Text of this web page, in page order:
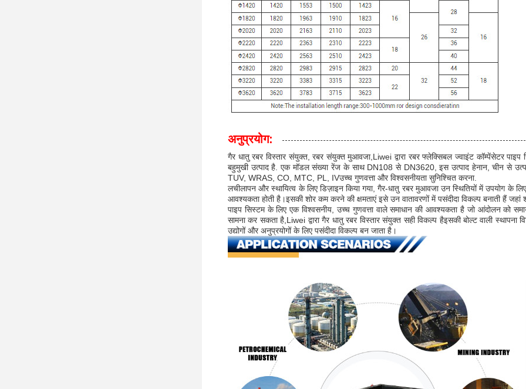
अनुप्रयोग:
गैर धातु रबर विस्तार संयुक्त, रबर संयुक्त मुआवजा,Liwei द्वारा रबर फ्लेक्सिबल ज्वाइंट कॉम्पेंसेटर
बहुमुखी उत्पाद है. एक मॉडल संख्या रेंज के साथ DN108 से DN3620, इस उत्पाद हेनान, चीन से
TUV, WRAS, CO, MTC, PL, IVउच्च गुणवत्ता और विश्वसनीयता सुनिश्चित करना.
लचीलापन और स्थायित्व के लिए डिज़ाइन किया गया, गैर-धातु रबर मुआवजा उन स्थितियों में उपयोग के लिए
आवश्यकता होती है।इसकी शोर कम करने की क्षमताएं इसे उन वातावरणों में पसंदीदा विकल्प बनाती हैं जहां
पाइप सिस्टम के लिए एक विश्वसनीय, उच्च गुणवत्ता वाले समाधान की आवश्यकता है जो आंदोलन को
सामना कर सकता है,Liwei द्वारा गैर धातु रबर विस्तार संयुक्त सही विकल्प हैइसकी बोल्ट वाली
उद्योगों और अनुप्रयोगों के लिए पसंदीदा विकल्प बन जाता है।